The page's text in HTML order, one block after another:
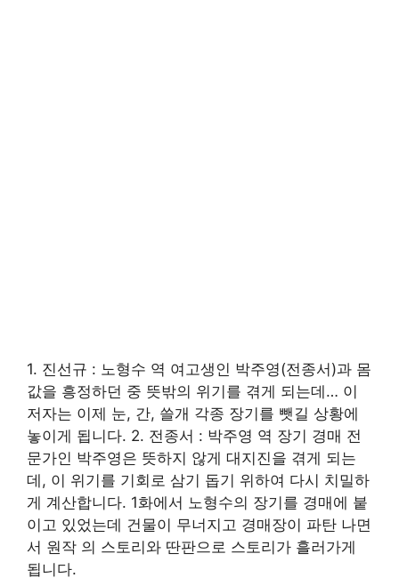
1. 진선규 : 노형수 역 여고생인 박주영(전종서)과 몸
값을 흥정하던 중 뜻밖의 위기를 겪게 되는데… 이
저자는 이제 눈, 간, 쓸개 각종 장기를 뺏길 상황에
놓이게 됩니다. 2. 전종서 : 박주영 역 장기 경매 전
문가인 박주영은 뜻하지 않게 대지진을 겪게 되는
데, 이 위기를 기회로 삼기 돕기 위하여 다시 치밀하
게 계산합니다. 1화에서 노형수의 장기를 경매에 붙
이고 있었는데 건물이 무너지고 경매장이 파탄 나면
서 원작 의 스토리와 딴판으로 스토리가 흘러가게
됩니다.